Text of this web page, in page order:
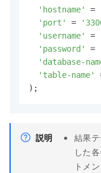
'hostname'
=
'port'
=
'username'
=
'password'
=
'database-
'table-name'
);
説明
結果
した
トメ